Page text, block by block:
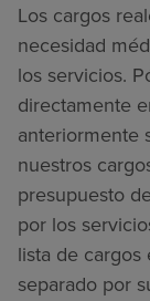
Los cargos
necesidad
los servicios.
directamente
anteriormente
nuestros
presupuesto
por los
lista de cargos
separado por